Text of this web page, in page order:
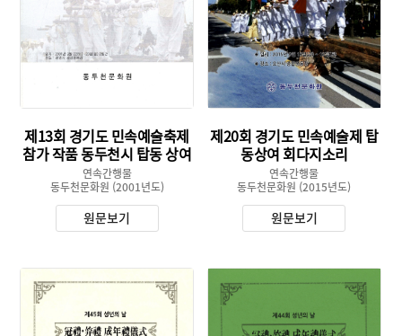
제13회 경기도 민속예술축제
참가 작품 동두천시 탑동 상여
소리
연속간행물
동두천문화원 (2001년도)
원문보기
제20회 경기도 민속예술제 탑
동상여 회다지소리
연속간행물
동두천문화원 (2015년도)
원문보기